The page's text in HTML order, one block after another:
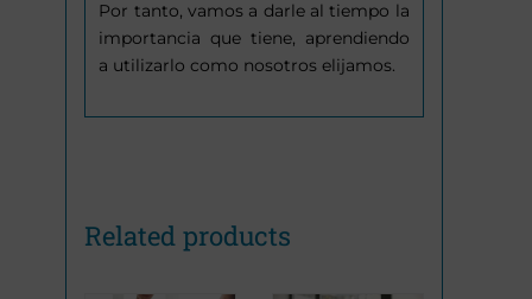
Por tanto, vamos a darle al tiempo la
importancia que tiene, aprendiendo
a utilizarlo como nosotros elijamos.
Related products